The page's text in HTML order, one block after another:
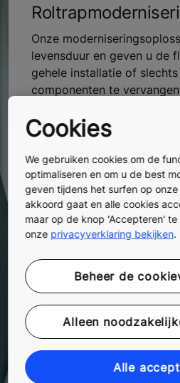
Onze
levensduur en geven u de
gehele installatie of
componenten te
Modernisering
deuren
Onze
automatische
upgrades, modulaire
Gebouwen
gebouwen zonder lift.
Cookies
We gebruiken cookies om de
optimaliseren en om u de best
geven tijdens het surfen op onze
akkoord gaat en alle cookies
maar op de knop 'Accepteren'
onze privacyverklaring bekijken.
Beheer de
Alleen
Alle